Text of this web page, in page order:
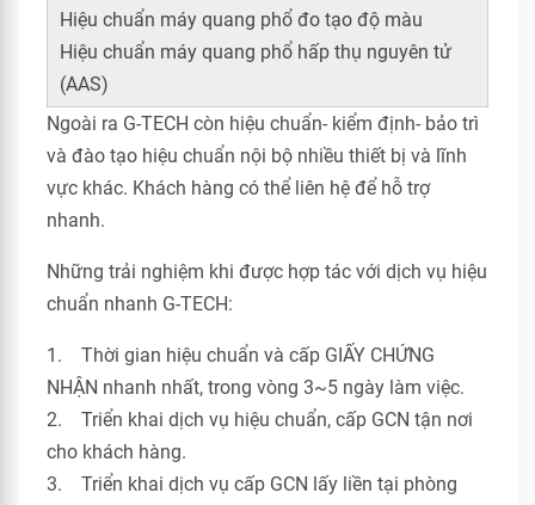
Hiệu chuẩn máy quang phổ đo tạo độ màu
Hiệu chuẩn máy quang phổ hấp thụ nguyên tử
(AAS)
Ngoài ra G-TECH còn hiệu chuẩn- kiểm định- bảo trì
và đào tạo hiệu chuẩn nội bộ nhiều thiết bị và lĩnh
vực khác. Khách hàng có thể liên hệ để hỗ trợ
nhanh.
Những trải nghiệm khi được hợp tác với dịch vụ hiệu
chuẩn nhanh G-TECH:
1. Thời gian hiệu chuẩn và cấp GIẤY CHỨNG
NHẬN nhanh nhất, trong vòng 3~5 ngày làm việc.
2. Triển khai dịch vụ hiệu chuẩn, cấp GCN tận nơi
cho khách hàng.
3. Triển khai dịch vụ cấp GCN lấy liền tại phòng